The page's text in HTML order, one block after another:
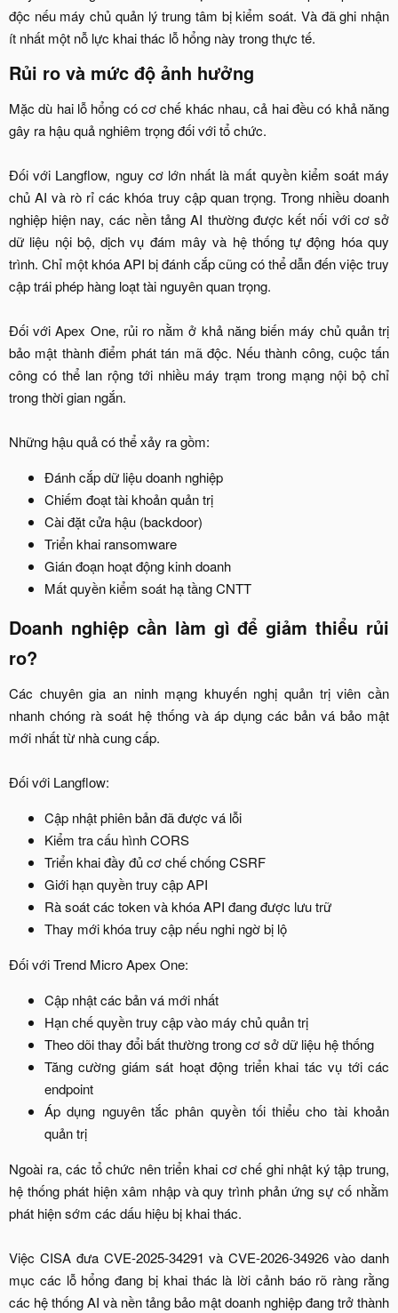
độc nếu máy chủ quản lý trung tâm bị kiểm soát. Và đã ghi nhận
ít nhất một nỗ lực khai thác lỗ hổng này trong thực tế.​
Rủi ro và mức độ ảnh hưởng​
Mặc dù hai lỗ hổng có cơ chế khác nhau, cả hai đều có khả năng
gây ra hậu quả nghiêm trọng đối với tổ chức.
Đối với Langflow, nguy cơ lớn nhất là mất quyền kiểm soát máy
chủ AI và rò rỉ các khóa truy cập quan trọng. Trong nhiều doanh
nghiệp hiện nay, các nền tảng AI thường được kết nối với cơ sở
dữ liệu nội bộ, dịch vụ đám mây và hệ thống tự động hóa quy
trình. Chỉ một khóa API bị đánh cắp cũng có thể dẫn đến việc truy
cập trái phép hàng loạt tài nguyên quan trọng.
Đối với Apex One, rủi ro nằm ở khả năng biến máy chủ quản trị
bảo mật thành điểm phát tán mã độc. Nếu thành công, cuộc tấn
công có thể lan rộng tới nhiều máy trạm trong mạng nội bộ chỉ
trong thời gian ngắn.
Những hậu quả có thể xảy ra gồm:​
Đánh cắp dữ liệu doanh nghiệp​
Chiếm đoạt tài khoản quản trị​
Cài đặt cửa hậu (backdoor)​
Triển khai ransomware​
Gián đoạn hoạt động kinh doanh​
Mất quyền kiểm soát hạ tầng CNTT​
Doanh nghiệp cần làm gì để giảm thiểu rủi
ro?​
Các chuyên gia an ninh mạng khuyến nghị quản trị viên cần
nhanh chóng rà soát hệ thống và áp dụng các bản vá bảo mật
mới nhất từ nhà cung cấp.
Đối với Langflow:​
Cập nhật phiên bản đã được vá lỗi​
Kiểm tra cấu hình CORS​
Triển khai đầy đủ cơ chế chống CSRF​
Giới hạn quyền truy cập API​
Rà soát các token và khóa API đang được lưu trữ​
Thay mới khóa truy cập nếu nghi ngờ bị lộ​
Đối với Trend Micro Apex One:​
Cập nhật các bản vá mới nhất​
Hạn chế quyền truy cập vào máy chủ quản trị​
Theo dõi thay đổi bất thường trong cơ sở dữ liệu hệ thống​
Tăng cường giám sát hoạt động triển khai tác vụ tới các
endpoint​
Áp dụng nguyên tắc phân quyền tối thiểu cho tài khoản
quản trị​
Ngoài ra, các tổ chức nên triển khai cơ chế ghi nhật ký tập trung,
hệ thống phát hiện xâm nhập và quy trình phản ứng sự cố nhằm
phát hiện sớm các dấu hiệu bị khai thác.
Việc CISA đưa CVE-2025-34291 và CVE-2026-34926 vào danh
mục các lỗ hổng đang bị khai thác là lời cảnh báo rõ ràng rằng
các hệ thống AI và nền tảng bảo mật doanh nghiệp đang trở thành